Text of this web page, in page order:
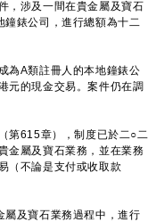
涉及一間在貴金屬及寶石
鐘錶公司，進行總額為十二
A類註冊人的本地鐘錶公
元的現金交易。案件仍在調
615章），制度已於二○二
金屬及寶石業務，並在業務
（不論是支付或收取款
及寶石業務過程中，進行